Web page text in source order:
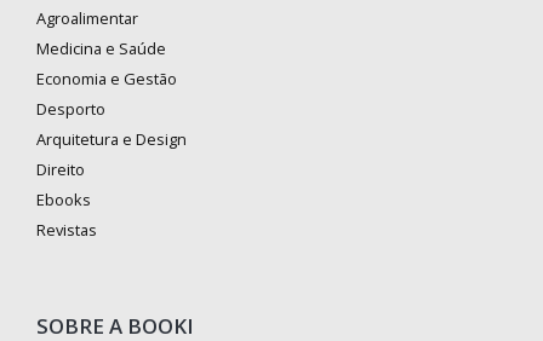
Agroalimentar
Medicina e Saúde
Economia e Gestão
Desporto
Arquitetura e Design
Direito
Ebooks
Revistas
SOBRE A BOOKI